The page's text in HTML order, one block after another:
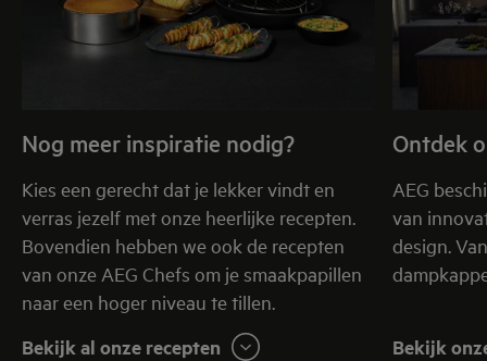
Nog meer inspiratie nodig?
Kies een gerecht dat je lekker vindt en
verras jezelf met onze heerlijke recepten.
Bovendien hebben we ook de recepten
van onze AEG Chefs om je smaakpapillen
naar een hoger niveau te tillen.
Bekijk al onze recepten
Ontdek
AEG
van
design.
Bekijk